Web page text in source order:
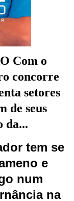
Com o
concorre
setores
de seus
da...
tem se
e
num
na